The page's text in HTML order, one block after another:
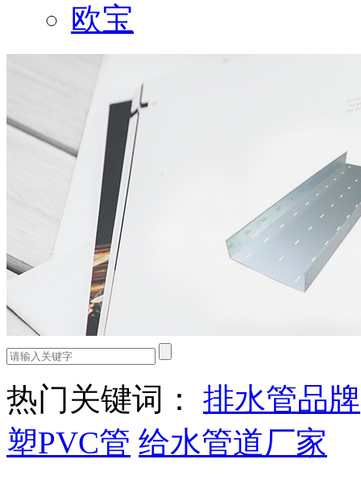
欧宝
热门关键词： 排水管品牌
塑PVC管 给水管道厂家